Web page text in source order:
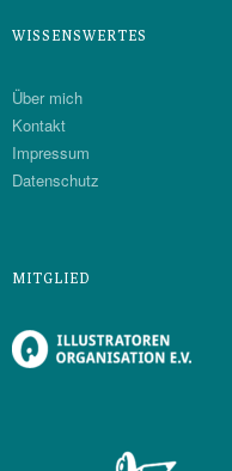
WISSENSWERTES
Über mich
Kontakt
Impressum
Datenschutz
MITGLIED